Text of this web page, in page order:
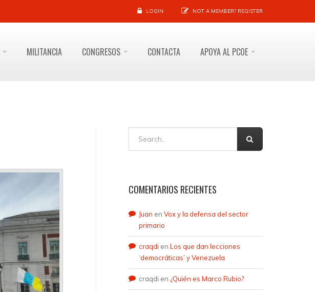
LOGIN NOT A MEMBER? REGISTER
MILITANCIA CONGRESOS CONTACTA APOYA AL PCOE
COMENTARIOS RECIENTES
Juan en Vox y la defensa del sector
primario
craqdi en Los que dan lecciones
‘democráticas’ y Venezuela
craqdi en ¿Quién es Marco Rubio?